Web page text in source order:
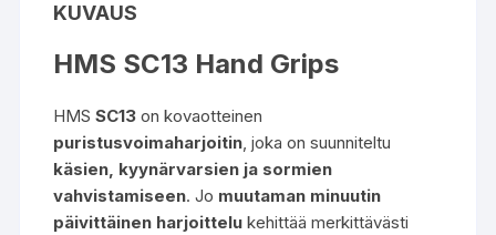
KUVAUS
HMS SC13 Hand Grips
HMSSC13 on kovaotteinen
puristusvoimaharjoitin, joka on suunniteltu
käsien, kyynärvarsien ja sormien
vahvistamiseen. Jo muutaman minuutin
päivittäinen harjoittelu kehittää merkittävästi